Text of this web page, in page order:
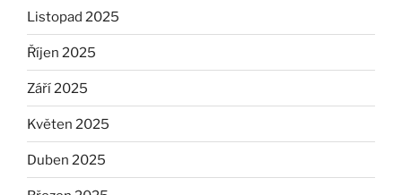
Listopad 2025
Říjen 2025
Září 2025
Květen 2025
Duben 2025